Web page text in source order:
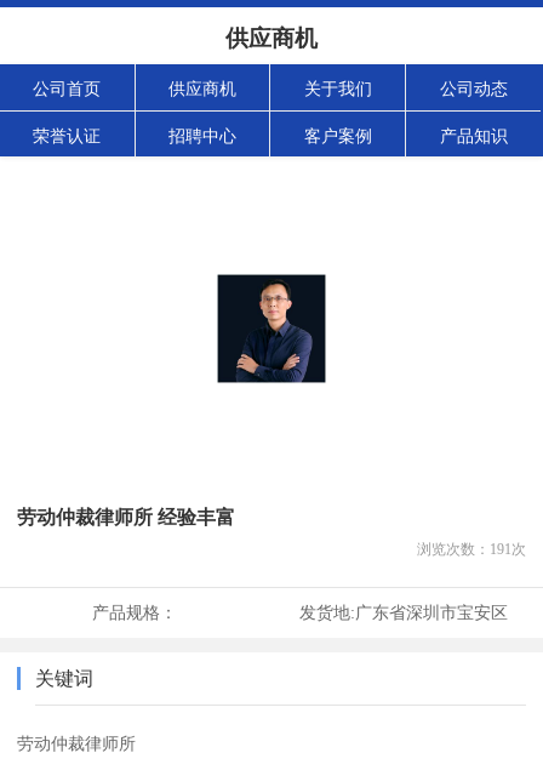
供应商机
公司首页 供应商机 关于我们 公司动态
荣誉认证 招聘中心 客户案例 产品知识
劳动仲裁律师所 经验丰富
浏览次数： 191次
产品规格： 发货地:广东省深圳市宝安区
关键词
劳动仲裁律师所